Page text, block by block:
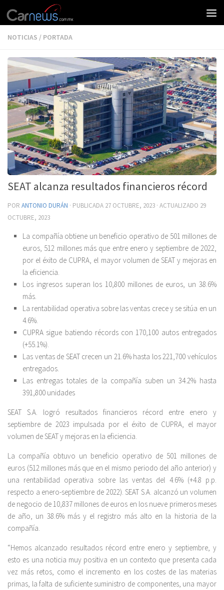
NOTICIAS / PORTADA
SEAT alcanza resultados financieros récord
POR ANTONIO DURÁN · PUBLICADA 27 OCTUBRE, 2023 · ACTUALIZADO 29
OCTUBRE, 2023
La compañía obtiene un beneficio operativo de 501 millones de
euros, 512 millones más que entre enero y septiembre de 2022,
por el éxito de CUPRA, el mayor volumen de SEAT y mejoras en
la eficiencia.
Los ingresos superan los 10,800 millones de euros, un 38.6%
más.
La rentabilidad operativa sobre las ventas crece y se sitúa en un
4.6%.
CUPRA sigue batiendo récords con 170,100 autos entregados
(+55.1%).
Las ventas de SEAT crecen un 21.6% hasta los 221,700 vehículos
entregados.
Las entregas totales de la compañía suben un 34.2% hasta
391,800 unidades
SEAT S.A. logró resultados financieros récord entre enero y
septiembre de 2023 impulsada por el éxito de CUPRA, el mayor
volumen de SEAT y mejoras en la eficiencia.
La compañía obtuvo un beneficio operativo de 501 millones de
euros (512 millones más que en el mismo periodo del año anterior) y
una rentabilidad operativa sobre las ventas del 4.6% (+4.8 p.p.
respecto a enero-septiembre de 2022). SEAT S.A. alcanzó un volumen
de negocio de 10,837 millones de euros en los nueve primeros meses
de año, un 38.6% más y el registro más alto en la historia de la
compañía.
“Hemos alcanzado resultados récord entre enero y septiembre, y
esto es una noticia muy positiva en un contexto que presenta cada
vez más retos, como el incremento en los costes de las materias
primas, la falta de suficiente suministro de componentes, una mayor